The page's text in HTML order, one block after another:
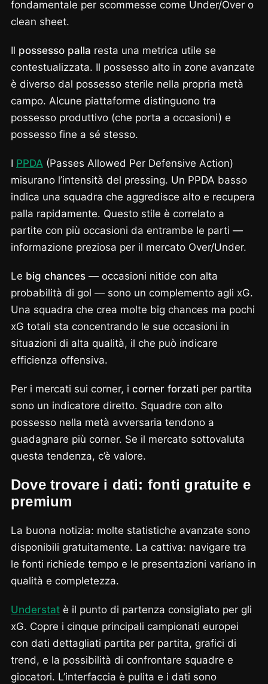
fondamentale per scommesse come Under/Over o
clean sheet.
Il possesso palla resta una metrica utile se
contestualizzata. Il possesso alto in zone avanzate
è diverso dal possesso sterile nella propria metà
campo. Alcune piattaforme distinguono tra
possesso produttivo (che porta a occasioni) e
possesso fine a sé stesso.
I PPDA (Passes Allowed Per Defensive Action)
misurano l’intensità del pressing. Un PPDA basso
indica una squadra che aggredisce alto e recupera
palla rapidamente. Questo stile è correlato a
partite con più occasioni da entrambe le parti —
informazione preziosa per il mercato Over/Under.
Le big chances— occasioni nitide con alta
probabilità di gol — sono un complemento agli xG.
Una squadra che crea molte big chances ma pochi
xG totali sta concentrando le sue occasioni in
situazioni di alta qualità, il che può indicare
efficienza offensiva.
Per i mercati sui corner, i corner forzatiper partita
sono un indicatore diretto. Squadre con alto
possesso nella metà avversaria tendono a
guadagnare più corner. Se il mercato sottovaluta
questa tendenza, c’è valore.
Dove trovare i dati: fonti gratuite e
premium
La buona notizia: molte statistiche avanzate sono
disponibili gratuitamente. La cattiva: navigare tra
le fonti richiede tempo e le presentazioni variano in
qualità e completezza.
Understatè il punto di partenza consigliato per gli
xG. Copre i cinque principali campionati europei
con dati dettagliati partita per partita, grafici di
trend, e la possibilità di confrontare squadre e
giocatori. L’interfaccia è pulita e i dati sono